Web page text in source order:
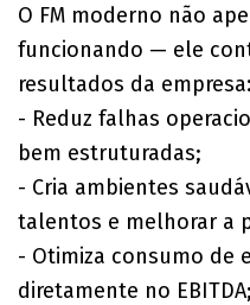
O FM moderno não
funcionando — ele
resultados da empresa:
- Reduz falhas
bem estruturadas;
- Cria ambientes
talentos e melhorar a
- Otimiza consumo de
diretamente no EBITDA;